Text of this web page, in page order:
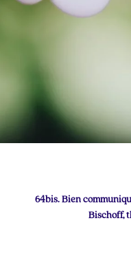
64bis. Bien
Bischoff,